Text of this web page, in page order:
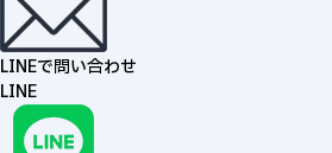
LINEで問い合わせ
LINE